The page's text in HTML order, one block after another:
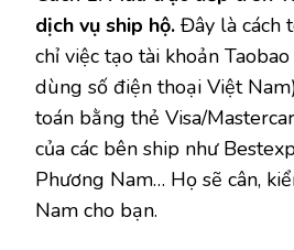
dịch vụ ship hộ. Đây là cách
chỉ việc tạo tài khoản
dùng số điện thoại Việt
toán bằng thẻ Visa/
của các bên ship như
Phương Nam… Họ sẽ cân,
Nam cho bạn.